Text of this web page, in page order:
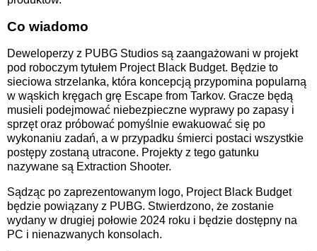
Co wiadomo
Deweloperzy z PUBG Studios są zaangażowani w projekt
pod roboczym tytułem Project Black Budget. Będzie to
sieciowa strzelanka, która koncepcją przypomina popularną
w wąskich kręgach grę Escape from Tarkov. Gracze będą
musieli podejmować niebezpieczne wyprawy po zapasy i
sprzęt oraz próbować pomyślnie ewakuować się po
wykonaniu zadań, a w przypadku śmierci postaci wszystkie
postępy zostaną utracone. Projekty z tego gatunku
nazywane są Extraction Shooter.
Sądząc po zaprezentowanym logo, Project Black Budget
będzie powiązany z PUBG. Stwierdzono, że zostanie
wydany w drugiej połowie 2024 roku i będzie dostępny na
PC i nienazwanych konsolach.